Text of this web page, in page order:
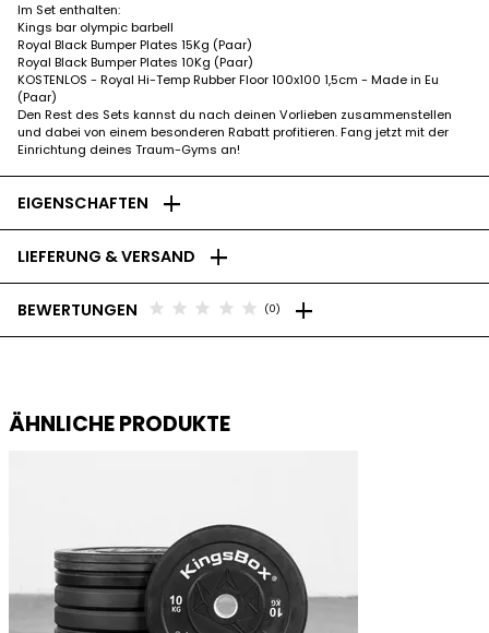
Im Set enthalten:
Kings bar olympic barbell
Royal Black Bumper Plates 15Kg (Paar)
Royal Black Bumper Plates 10Kg (Paar)
KOSTENLOS - Royal Hi-Temp Rubber Floor 100x100 1,5cm - Made in Eu
(Paar)
Den Rest des Sets kannst du nach deinen Vorlieben zusammenstellen
und dabei von einem besonderen Rabatt profitieren. Fang jetzt mit der
Einrichtung deines Traum-Gyms an!
EIGENSCHAFTEN add
LIEFERUNG & VERSAND add
BEWERTUNGEN star star star star star (0) add
ÄHNLICHE PRODUKTE